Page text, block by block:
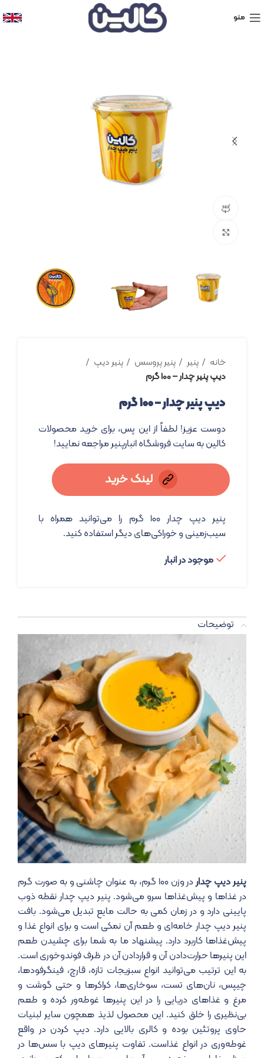
منو
خانه پنیر پنیر پروسس
پنیر دیپ
دیپ پنیر چدار – ۱۰۰ گرم
دیپ پنیر چدار – ۱۰۰ گرم
دوست عزیز! لطفاً از این پس، برای خرید محصولات
کالین به سایت فروشگاه انبارپنیر مراجعه نمایید!
لینک خرید
پنیر دیپ چدار ۱۰۰ گرم را می‌توانید همراه با
سیب‌زمینی و خوراکی‌های دیگر استفاده کنید.
موجود در انبار
توضیحات
پنیر دیپ چدار
در وزن ۱۰۰ گرم، به عنوان چاشنی و به صورت گرم
در غذاها و پیش‌غذاها سرو می‌شود. پنیر دیپ چدار نقطه ذوب
پایینی دارد و در زمان کمی به حالت مایع تبدیل می‌شود. بافت
پنیر دیپ چدار خامه‌ای و طعم آن نمکی‌ است و برای انواع غذا و
پیش‌غذاها کاربرد دارد. پیشنهاد ما به شما برای چشیدن طعم
این پنیرها حرارت‌دادن آن و قراردادن آن در ظرف فوندوخوری است.
به این ترتیب می‌توانید انواع سبزیجات تازه، قارچ، فینگرفودها،
چیپس، نان‌های تست، سوخاری‌ها، کراکرها و حتی گوشت و
مرغ و غذاهای دریایی را در این پنیرها غوطه‌ور کرده و طعم
بی‌نظیری را خلق کنید. این محصول لذیذ همچون سایر لبنیات
حاوی پروتئین بوده و کالری بالایی دارد. دیپ کردن در واقع
غوطه‌وری در انواع غذاست. تفاوت پنیرهای دیپ با سس‌ها در